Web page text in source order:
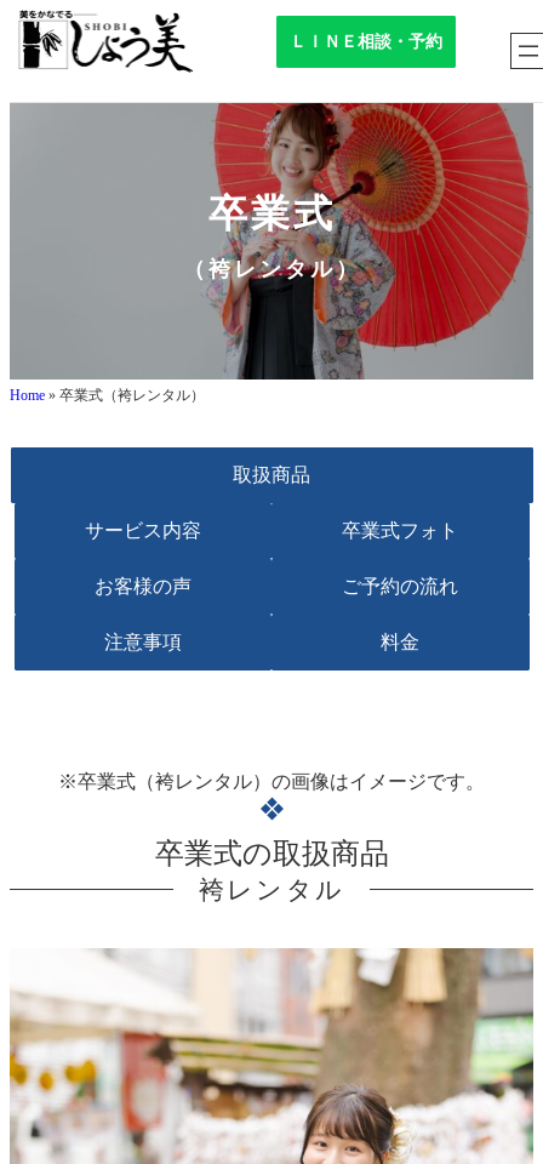
内
容
を
ス
ＬＩＮＥ相談・予約
卒業式
（袴レンタル）
Home » 卒業式（袴レンタル）
取扱商品
サービス内容 卒業式フォト
お客様の声 ご予約の流れ
注意事項 料金
※卒業式（袴レンタル）の画像はイメージです。
❖
卒業式の取扱商品
袴レンタル